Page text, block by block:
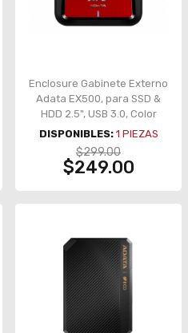
Enclosure Gabinete Externo
Adata EX500, para SSD &
HDD 2.5", USB 3.0, Color
Rojo - AEX500U3-CRD
DISPONIBLES: 1 PIEZAS
$299.00
$249.00